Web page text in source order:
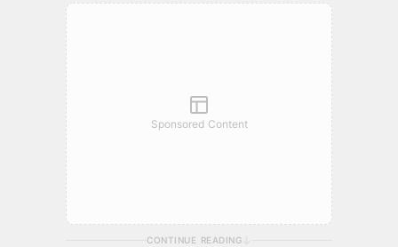
Sponsored Content
CONTINUE READING